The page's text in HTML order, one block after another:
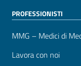
PROFESSIONISTI
MMG – Medici di
Lavora con noi